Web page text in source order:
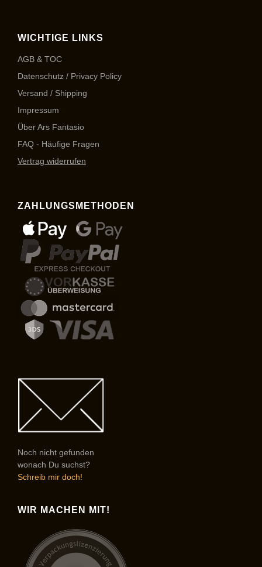
WICHTIGE LINKS
AGB & TOC
Datenschutz / Privacy Policy
Versand / Shipping
Impressum
Über Ars Fantasio
FAQ - Häufige Fragen
Vertrag widerrufen
ZAHLUNGSMETHODEN
Noch nicht gefunden
wonach Du suchst?
Schreib mir doch!
WIR MACHEN MIT!